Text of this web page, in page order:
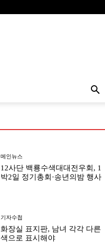
메인뉴스
12사단 백룡수색대대전우회, 1
박2일 정기총회·송년의밤 행사
기자수첩
화장실 표지판, 남녀 각각 다른
색으로 표시해야